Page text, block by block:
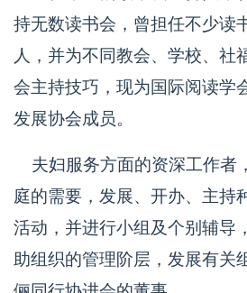
持无数读书会，曾担任不少读
人，并为不同教会、学校、社
会主持技巧，现为国际阅读学
发展协会成员。
夫妇服务方面的资深工作者
庭的需要，发展、开办、主持
活动，并进行小组及个别辅导
助组织的管理阶层，发展有关